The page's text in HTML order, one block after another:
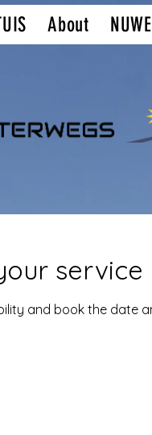
About
service
and book the date